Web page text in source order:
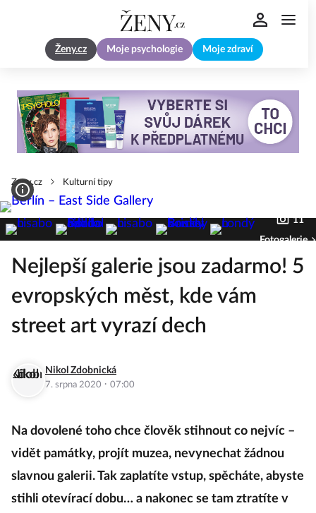
Ženy.cz Moje psychologie Moje zdraví
Zeny.cz Kulturní tipy
11
Fotogalerie
Nejlepší galerie jsou zadarmo! 5
evropských měst, kde vám
street art vyrazí dech
Nikol Zdobnická
7. srpna 2020 · 07:00
Na dovolené toho chce člověk stihnout co nejvíc –
vidět památky, projít muzea, nevynechat žádnou
slavnou galerii. Tak zaplatíte vstup, spěcháte, abyste
stihli otevírací dobu… a nakonec se tam ztratíte v